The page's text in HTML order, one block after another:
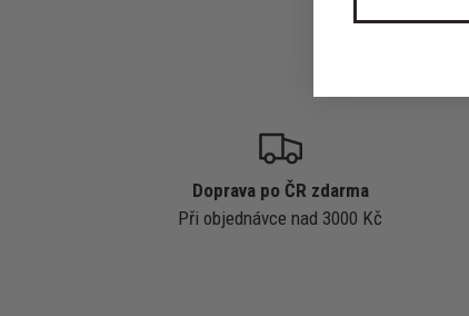
Doprava po ČR zdarma
Při objednávce nad 3000 Kč